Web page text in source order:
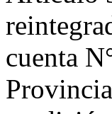
cuenta